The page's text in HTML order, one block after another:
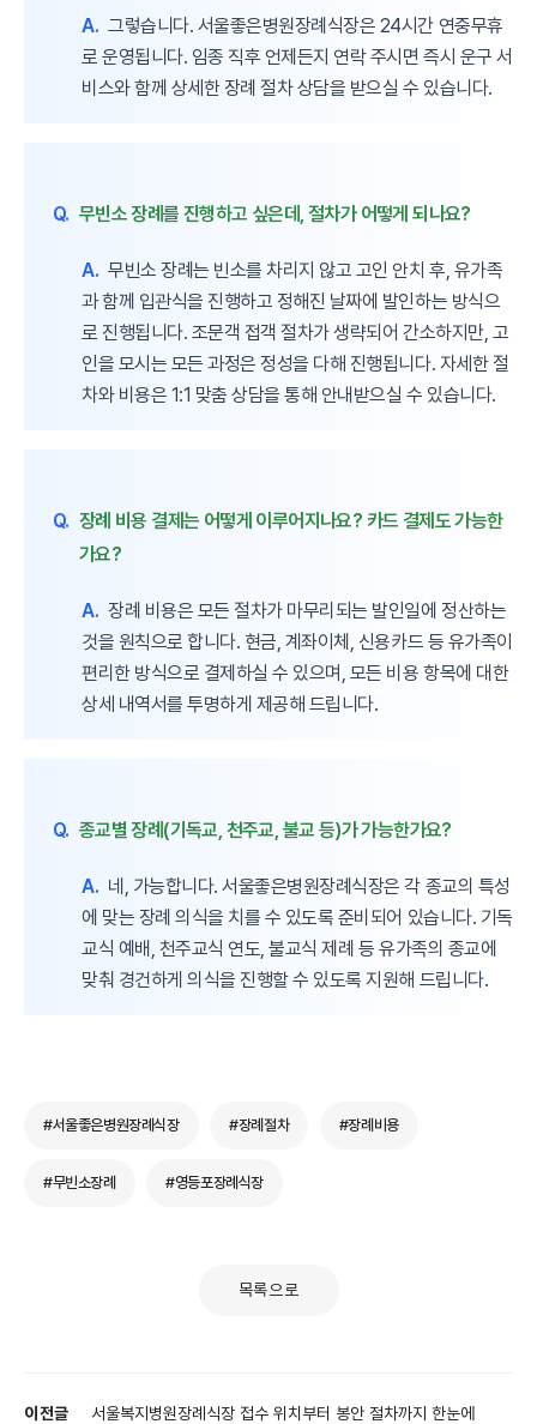
A. 그렇습니다. 서울좋은병원장례식장은 24시간 연중무휴
로 운영됩니다. 임종 직후 언제든지 연락 주시면 즉시 운구 서
비스와 함께 상세한 장례 절차 상담을 받으실 수 있습니다.
Q. 무빈소 장례를 진행하고 싶은데, 절차가 어떻게 되나요?
A. 무빈소 장례는 빈소를 차리지 않고 고인 안치 후, 유가족
과 함께 입관식을 진행하고 정해진 날짜에 발인하는 방식으
로 진행됩니다. 조문객 접객 절차가 생략되어 간소하지만, 고
인을 모시는 모든 과정은 정성을 다해 진행됩니다. 자세한 절
차와 비용은 1:1 맞춤 상담을 통해 안내받으실 수 있습니다.
Q. 장례 비용 결제는 어떻게 이루어지나요? 카드 결제도 가능한
가요?
A. 장례 비용은 모든 절차가 마무리되는 발인일에 정산하는
것을 원칙으로 합니다. 현금, 계좌이체, 신용카드 등 유가족이
편리한 방식으로 결제하실 수 있으며, 모든 비용 항목에 대한
상세 내역서를 투명하게 제공해 드립니다.
Q. 종교별 장례(기독교, 천주교, 불교 등)가 가능한가요?
A. 네, 가능합니다. 서울좋은병원장례식장은 각 종교의 특성
에 맞는 장례 의식을 치를 수 있도록 준비되어 있습니다. 기독
교식 예배, 천주교식 연도, 불교식 제례 등 유가족의 종교에
맞춰 경건하게 의식을 진행할 수 있도록 지원해 드립니다.
#서울좋은병원장례식장 #장례절차 #장례비용
#무빈소장례 #영등포장례식장
목록으로
이전글 서울복지병원장례식장 접수 위치부터 봉안 절차까지 한눈에